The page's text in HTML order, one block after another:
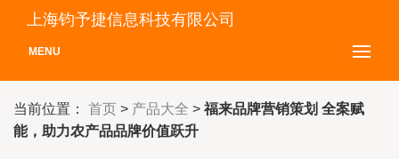
上海钧予捷信息科技有限公司
MENU
当前位置： 首页 > 产品大全 > 福来品牌营销策划 全案赋
能，助力农产品品牌价值跃升